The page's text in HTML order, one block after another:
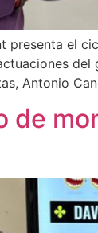
el
Antonio